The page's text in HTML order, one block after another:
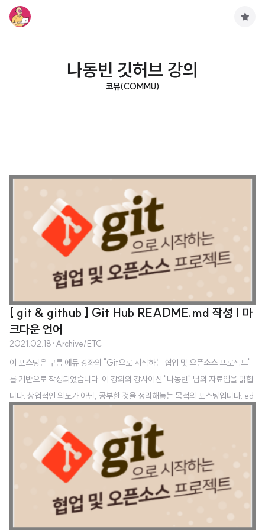
나동빈 깃허브 강의
코뮤(COMMU)
[ git & github ] Git Hub README.md 작성 | 마
크다운 언어
2021.02.18 ·Archive/ETC
이 포스팅은 구름 에듀 강좌의 "Git으로 시작하는 협업 및 오픈소스 프로젝트"
를 기반으로 작성되었습니다. 이 강의의 강사이신 "나동빈" 님의 자료임을 밝힙
니다. 상업적인 의도가 아닌, 공부한 것을 정리해놓는 목적의 포스팅입니다. ed
프로젝트/info 구름EDU - 모두를 위한 맞춤형 IT교육 구름EDU는 모두를 위
한 맞춤형 IT교육 플랫폼입니다. 개인/학교/기업 및 기관 별 최적화된 IT교육
솔루션을 경험해보세요. 기초부터 실무 프로그래밍 교육, 전국 초중고/대학교
온라인 강의, 기업/ edu.goorm.io ndb796.tistory.com/ 안경잡이개발자 프
로그래밍 강의를 진행하는 공간입니다. ndb796..
구